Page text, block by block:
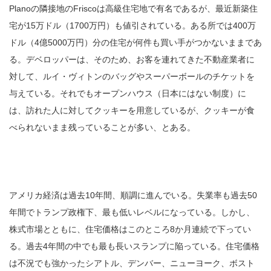
Planoの隣接地のFriscoは高級住宅地で有名であるが、最近新築住
宅が15万ドル（1700万円）も値引されている。ある所では400万
ドル（4億5000万円）分の住宅が何件も買い手がつかないままであ
る。デベロッパーは、そのため、お客を連れてきた不動産業者に
対して、ルイ・ヴィトンのバッグやスーパーボールのチケットを
与えている。それでもオープンハウス（日本にはない制度）に
は、訪れた人に対してクッキーを用意しているが、クッキーが食
べられないまま残っていることが多い、とある。
アメリカ経済は過去10年間、順調に進んでいる。失業率も過去50
年間でトランプ政権下、最も低いレベルになっている。しかし、
株式市場とともに、住宅価格はこのところ8か月連続で下ってい
る。過去4年間の中でも最も長いスランプに陥っている。住宅価格
は不況でも強かったシアトル、デンバー、ニューヨーク、ボスト